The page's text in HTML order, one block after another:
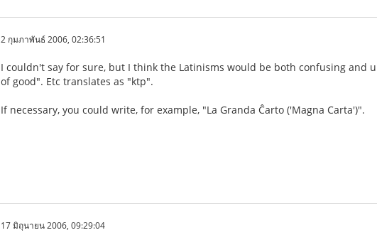
2 กุมภาพันธ์ 2006, 02:36:51
I couldn't say for sure, but I think the Latinisms would be both confusing and
of good". Etc translates as "ktp".
If necessary, you could write, for example, "La Granda Ĉarto ('Magna Carta')".
17 มิถุนายน 2006, 09:29:04